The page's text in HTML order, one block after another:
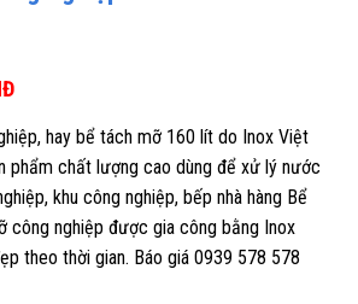
hay bể tách mỡ 160 lít do Inox Việt
phẩm chất lượng cao dùng để xử lý nước
khu công nghiệp, bếp nhà hàng Bể
công nghiệp được gia công bằng Inox
theo thời gian. Báo giá 0939 578 578